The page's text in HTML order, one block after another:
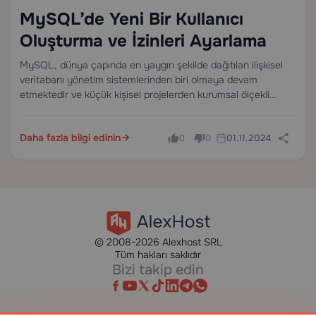
MySQL’de Yeni Bir Kullanıcı
Oluşturma ve İzinleri Ayarlama
MySQL, dünya çapında en yaygın şekilde dağıtılan ilişkisel
veritabanı yönetim sistemlerinden biri olmaya devam
etmektedir ve küçük kişisel projelerden kurumsal ölçekli
sahibi olsanız da, MySQL…
Daha fazla bilgi edinin 0 0 01.11.2024
© 2008-2026 Alexhost SRL
Tüm hakları saklıdır
Bizi takip edin